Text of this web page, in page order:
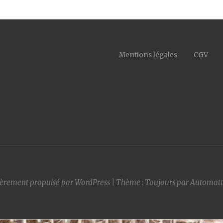
Mentions légales CGV
propulsé par WordPress Thème : Toujours par